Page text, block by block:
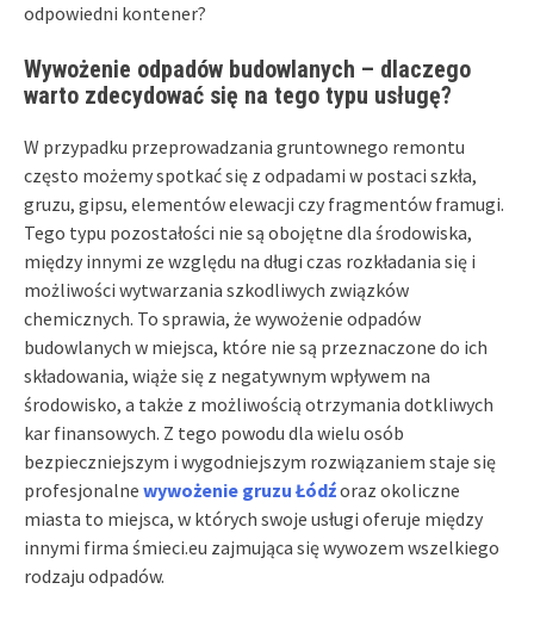
odpowiedni kontener?
Wywożenie odpadów budowlanych – dlaczego
warto zdecydować się na tego typu usługę?
W przypadku przeprowadzania gruntownego remontu
często możemy spotkać się z odpadami w postaci szkła,
gruzu, gipsu, elementów elewacji czy fragmentów framugi.
Tego typu pozostałości nie są obojętne dla środowiska,
między innymi ze względu na długi czas rozkładania się i
możliwości wytwarzania szkodliwych związków
chemicznych. To sprawia, że wywożenie odpadów
budowlanych w miejsca, które nie są przeznaczone do ich
składowania, wiąże się z negatywnym wpływem na
środowisko, a także z możliwością otrzymania dotkliwych
kar finansowych. Z tego powodu dla wielu osób
bezpieczniejszym i wygodniejszym rozwiązaniem staje się
profesjonalne wywożenie gruzu Łódźoraz okoliczne
miasta to miejsca, w których swoje usługi oferuje między
innymi firma śmieci.eu zajmująca się wywozem wszelkiego
rodzaju odpadów.